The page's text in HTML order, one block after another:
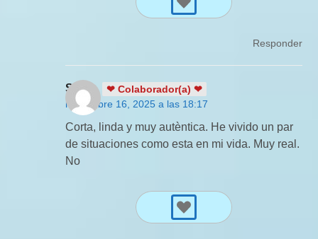
Responder
Serch
❤ Colaborador(a) ❤
noviembre 16, 2025 a las 18:17
Corta, linda y muy autèntica. He vivido un par
de situaciones como esta en mi vida. Muy real.
No